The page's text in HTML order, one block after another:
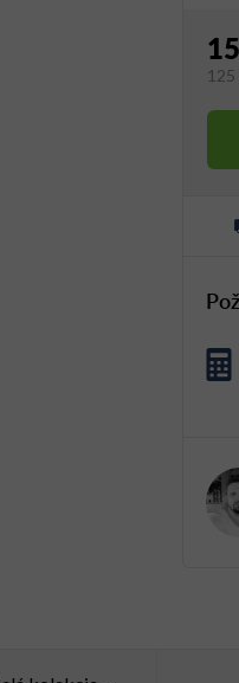
125